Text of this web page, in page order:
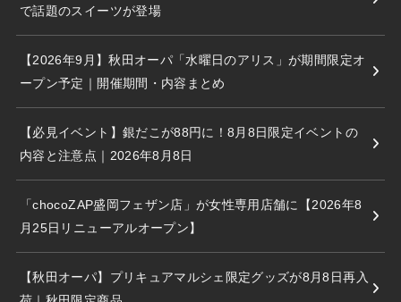
で話題のスイーツが登場
【2026年9月】秋田オーパ「水曜日のアリス」が期間限定オ
ープン予定｜開催期間・内容まとめ
【必見イベント】銀だこが88円に！8月8日限定イベントの
内容と注意点｜2026年8月8日
「chocoZAP盛岡フェザン店」が女性専用店舗に【2026年8
月25日リニューアルオープン】
【秋田オーパ】プリキュアマルシェ限定グッズが8月8日再入